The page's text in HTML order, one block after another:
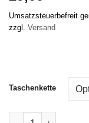
Umsatzsteuerbefreit
zzgl. Versand
Taschenkette
Taschenkette